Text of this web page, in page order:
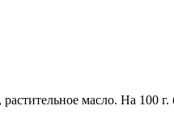
масло. На 100